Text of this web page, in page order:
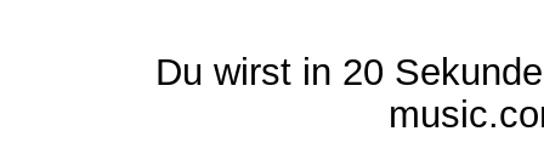
Du wirst in 20